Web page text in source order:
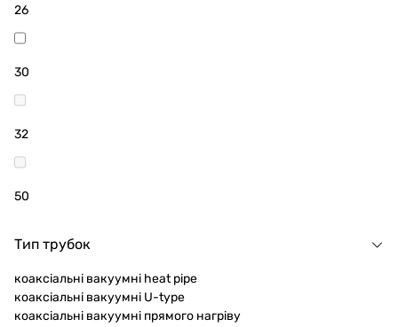
26
30
32
50
Тип трубок
коаксіальні вакуумні heat pipe
коаксіальні вакуумні U-type
коаксіальні вакуумні прямого нагріву